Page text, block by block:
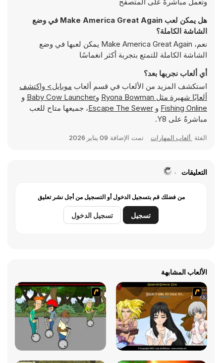
هل يمكن لعب Make America Great Again في وضع
الشاشة الكاملة؟
نعم، Make America Great Again يمكن لعبها في وضع
الشاشة الكاملة للتمتع بتجربة أكثر انغماسًا
أي ألعاب نجربها بعد؟
استكشف المزيد من الألعاب في قسم ألعاب
موبايل> واكتشف
ألعابًا شهيرة مثل Ryona Bowman وBaby Cow Launcher و
Fishing Online و Escape The Sewer، جميعها متاح للعب
مباشرةً على Y8.
الفئة ألعاب المهارات تمت الإضافة 09 يناير 2026
التعليقات
من فضلك قم بتسجيل الدخول أو التسجيل من أجل نشر تعليق
تسجيل تسجيل الدخول
الألعاب المشابهة